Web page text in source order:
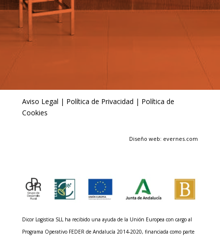
Aviso Legal | Política de Privacidad | Política de
Cookies
Diseño web: evernes.com
Dicor Logistica SLL ha recibido una ayuda de la Unión Europea con cargo al
Programa Operativo FEDER de Andalucía 2014-2020, financiada como parte